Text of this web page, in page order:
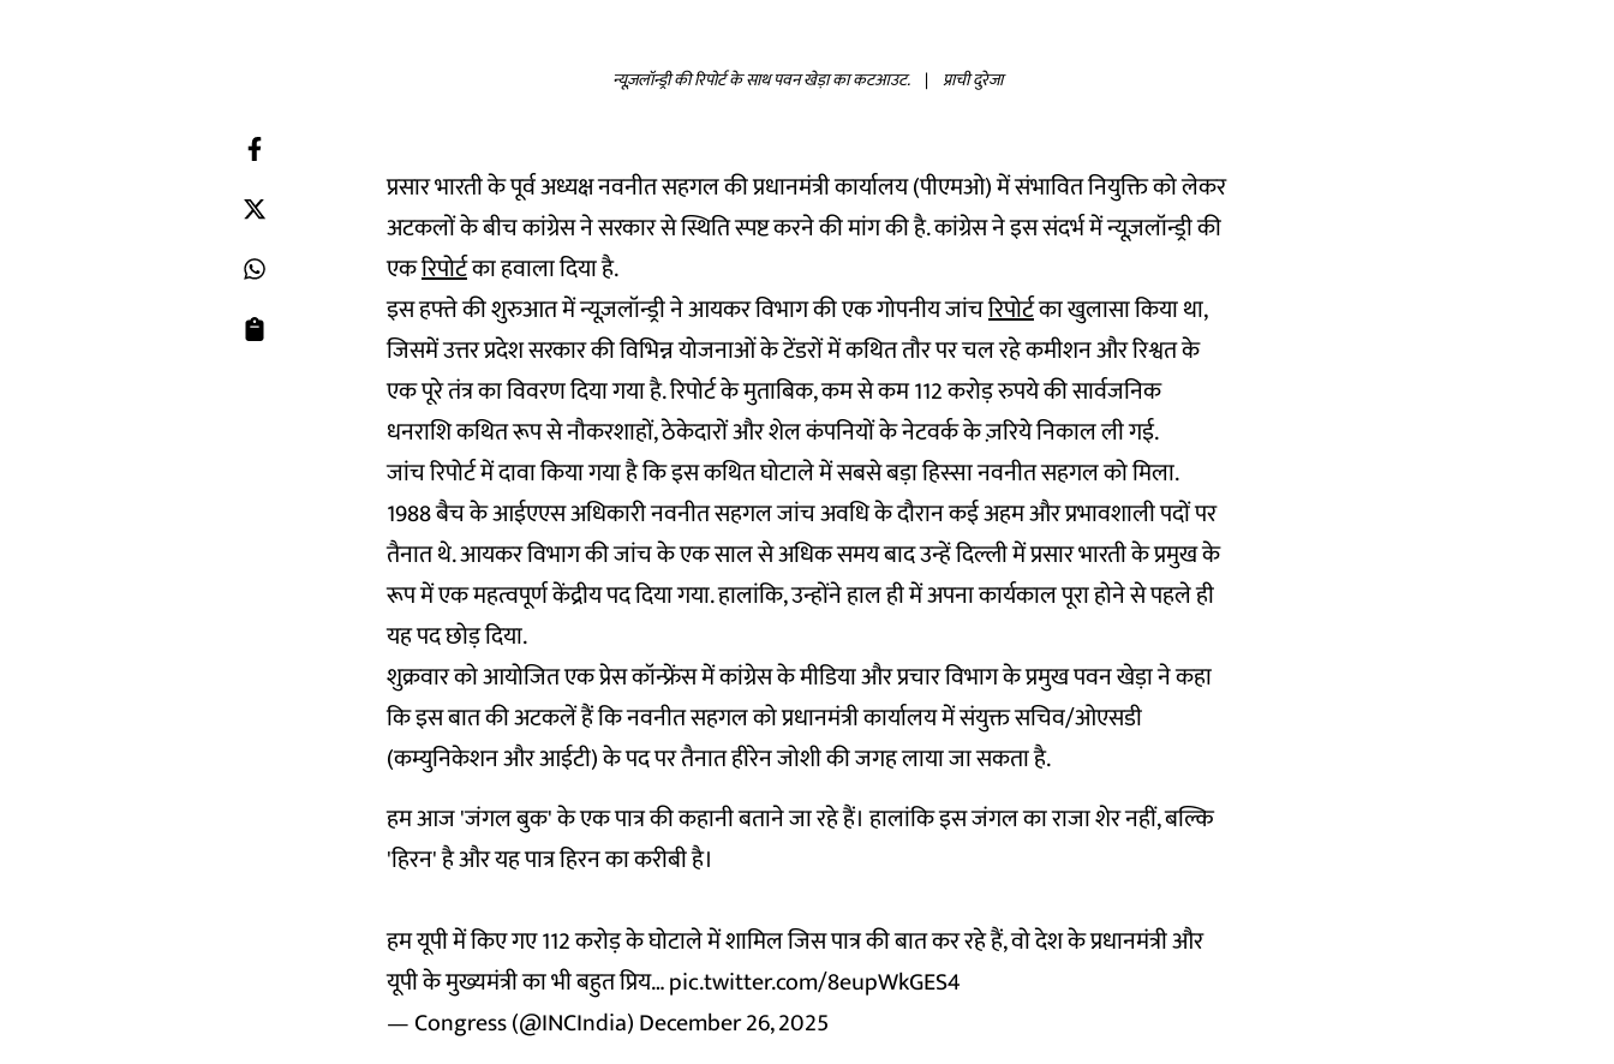
न्यूज़लॉन्ड्री की रिपोर्ट के साथ पवन खेड़ा का कटआउट. | प्राची दुरेजा
प्रसार भारती के पूर्व अध्यक्ष नवनीत सहगल की प्रधानमंत्री कार्यालय (पीएमओ) में संभावित नियुक्ति को लेकर
अटकलों के बीच कांग्रेस ने सरकार से स्थिति स्पष्ट करने की मांग की है. कांग्रेस ने इस संदर्भ में न्यूज़लॉन्ड्री की
एकरिपोर्टका हवाला दिया है.
इस हफ्ते की शुरुआत में न्यूज़लॉन्ड्री ने आयकर विभाग की एक गोपनीय जांचरिपोर्टका खुलासा किया था,
जिसमें उत्तर प्रदेश सरकार की विभिन्न योजनाओं के टेंडरों में कथित तौर पर चल रहे कमीशन और रिश्वत के
एक पूरे तंत्र का विवरण दिया गया है. रिपोर्ट के मुताबिक, कम से कम 112 करोड़ रुपये की सार्वजनिक
धनराशि कथित रूप से नौकरशाहों, ठेकेदारों और शेल कंपनियों के नेटवर्क के ज़रिये निकाल ली गई.
जांच रिपोर्ट में दावा किया गया है कि इस कथित घोटाले में सबसे बड़ा हिस्सा नवनीत सहगल को मिला.
1988 बैच के आईएएस अधिकारी नवनीत सहगल जांच अवधि के दौरान कई अहम और प्रभावशाली पदों पर
तैनात थे. आयकर विभाग की जांच के एक साल से अधिक समय बाद उन्हें दिल्ली में प्रसार भारती के प्रमुख के
रूप में एक महत्वपूर्ण केंद्रीय पद दिया गया. हालांकि, उन्होंने हाल ही में अपना कार्यकाल पूरा होने से पहले ही
यह पद छोड़ दिया.
शुक्रवार को आयोजित एक प्रेस कॉन्फ्रेंस में कांग्रेस के मीडिया और प्रचार विभाग के प्रमुख पवन खेड़ा ने कहा
कि इस बात की अटकलें हैं कि नवनीत सहगल को प्रधानमंत्री कार्यालय में संयुक्त सचिव/ओएसडी
(कम्युनिकेशन और आईटी) के पद पर तैनात हीरेन जोशी की जगह लाया जा सकता है.
हम आज 'जंगल बुक' के एक पात्र की कहानी बताने जा रहे हैं। हालांकि इस जंगल का राजा शेर नहीं, बल्कि
'हिरन' है और यह पात्र हिरन का करीबी है।
हम यूपी में किए गए 112 करोड़ के घोटाले में शामिल जिस पात्र की बात कर रहे हैं, वो देश के प्रधानमंत्री और
यूपी के मुख्यमंत्री का भी बहुत प्रिय…pic.twitter.com/8eupWkGES4
— Congress (@INCIndia)December 26, 2025